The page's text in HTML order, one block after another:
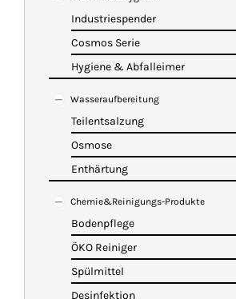
Industriespender
Cosmos Serie
Hygiene & Abfalleimer
Wasseraufbereitung
Teilentsalzung
Osmose
Enthärtung
Chemie&Reinigungs-Produkte
Bodenpflege
ÖKO Reiniger
Spülmittel
Desinfektion